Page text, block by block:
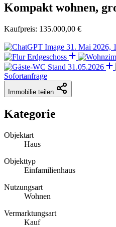
Kompakt wohnen,
Kaufpreis: 135.000,00 €
Sofortanfrage
Immobilie teilen
Kategorie
Objektart
Haus
Objekttyp
Einfamilienhaus
Nutzungsart
Wohnen
Vermarktungsart
Kauf